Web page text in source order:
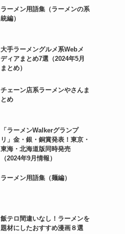
ラーメン用語集（ラーメンの系
統編）
大手ラーメングルメ系Webメ
ディアまとめ7選（2024年5月
まとめ）
チェーン店系ラーメンやさんま
とめ
「ラーメンWalkerグランプ
リ」金・銀・銅賞発表！東京・
東海・北海道版同時発売
（2024年9月情報）
ラーメン用語集（麺編）
飯テロ間違いなし！ラーメンを
題材にしたおすすめ漫画８選